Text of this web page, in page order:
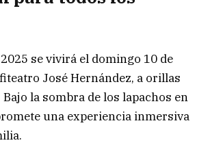
se vivirá el domingo 10 de
José Hernández, a orillas
Bajo la sombra de los lapachos en
una experiencia inmersiva